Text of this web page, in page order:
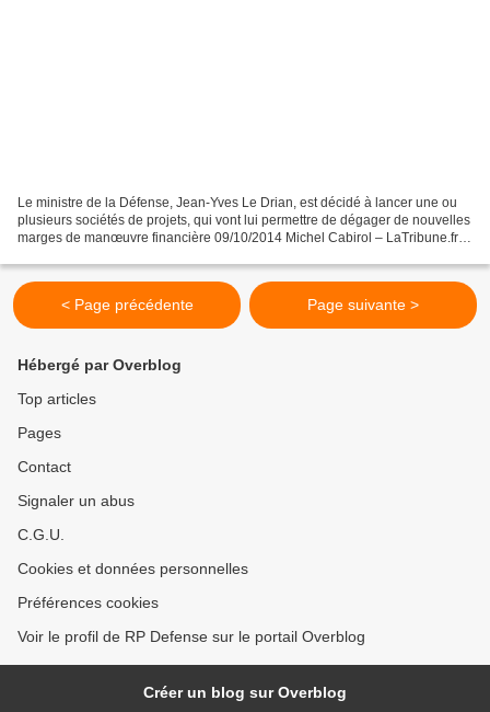
Le ministre de la Défense, Jean-Yves Le Drian, est décidé à lancer une ou
plusieurs sociétés de projets, qui vont lui permettre de dégager de nouvelles
marges de manœuvre financière 09/10/2014 Michel Cabirol – LaTribune.fr
< Page précédente Page suivante >
Hébergé par Overblog
Top articles
Pages
Contact
Signaler un abus
C.G.U.
Cookies et données personnelles
Préférences cookies
Voir le profil de RP Defense sur le portail Overblog
Créer un blog sur Overblog